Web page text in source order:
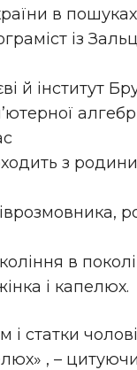
в пошуках
із
й інститут
з
в
і капелюх.
і статки
, –